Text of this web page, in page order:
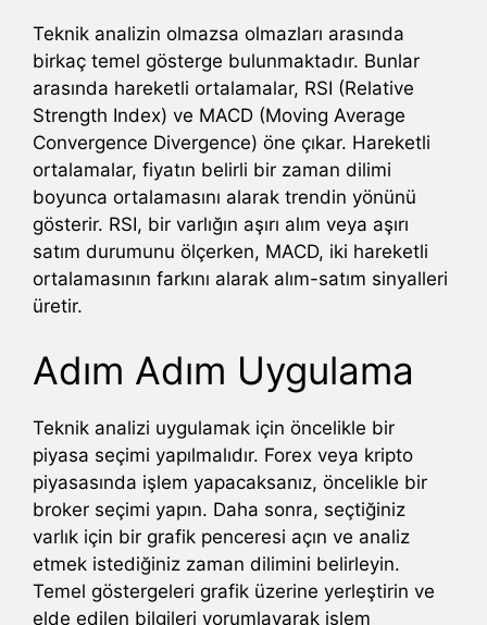
Teknik analizin olmazsa olmazları arasında
birkaç temel gösterge bulunmaktadır. Bunlar
arasında hareketli ortalamalar, RSI (Relative
Strength Index) ve MACD (Moving Average
Convergence Divergence) öne çıkar. Hareketli
ortalamalar, fiyatın belirli bir zaman dilimi
boyunca ortalamasını alarak trendin yönünü
gösterir. RSI, bir varlığın aşırı alım veya aşırı
satım durumunu ölçerken, MACD, iki hareketli
ortalamasının farkını alarak alım-satım sinyalleri
üretir.
Adım Adım Uygulama
Teknik analizi uygulamak için öncelikle bir
piyasa seçimi yapılmalıdır. Forex veya kripto
piyasasında işlem yapacaksanız, öncelikle bir
broker seçimi yapın. Daha sonra, seçtiğiniz
varlık için bir grafik penceresi açın ve analiz
etmek istediğiniz zaman dilimini belirleyin.
Temel göstergeleri grafik üzerine yerleştirin ve
elde edilen bilgileri yorumlayarak işlem